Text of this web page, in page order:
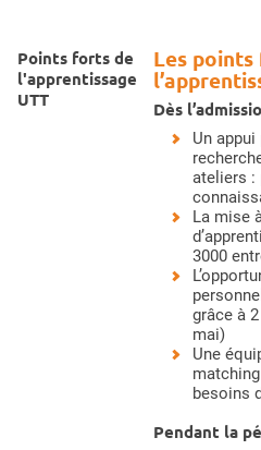
Points forts de
l'apprentissage
UTT
Les
Dès
Un
ateliers :
La mise
3000
grâce à
mai)
Une
besoins
Pendant la